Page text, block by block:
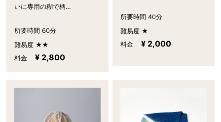
いに専用の糊で柄…
所要時間 60分
難易度 ★★
料金
¥ 2,800
所要時間 40分
難易度 ★
料金
¥ 2,000